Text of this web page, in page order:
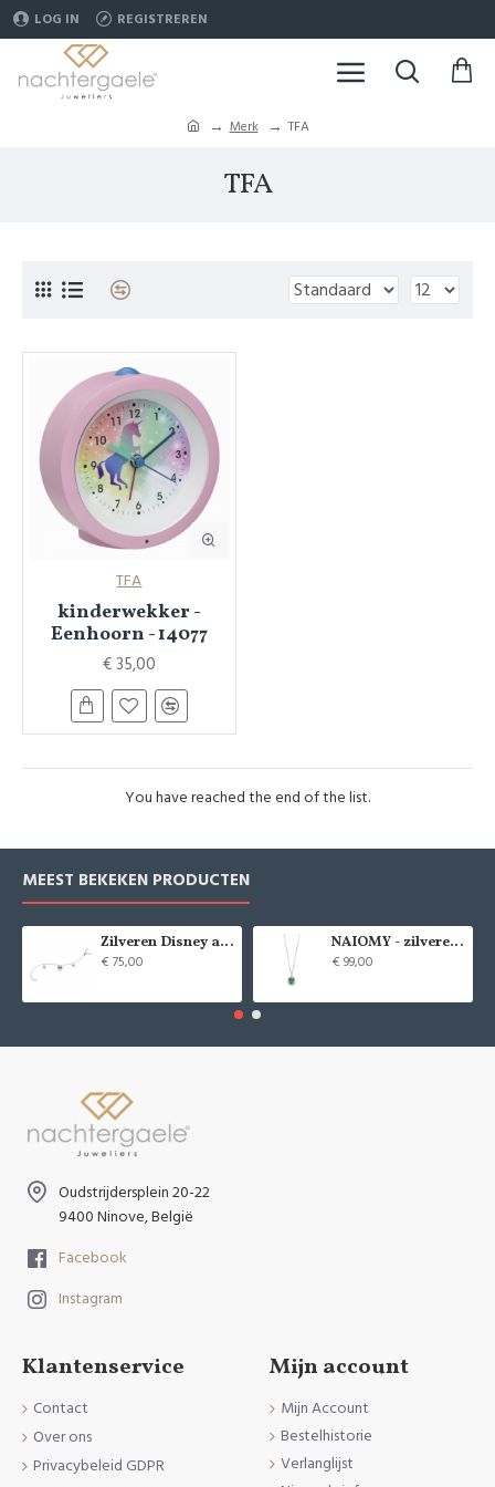
LOG IN REGISTREREN
Merk TFA
TFA
TFA
kinderwekker -
Eenhoorn - 14077
€ 35,00
You have reached the end of the list.
MEEST BEKEKEN PRODUCTEN
Zilveren Disney armband Minnie Mouse - 9084
€ 75,00
NAIOMY - zilveren halsketting met zirconium - 37715
€ 99,00
Oudstrijdersplein 20-22
9400 Ninove, België
Facebook
Instagram
Klantenservice
Contact
Over ons
Privacybeleid GDPR
Mijn account
Mijn Account
Bestelhistorie
Verlanglijst